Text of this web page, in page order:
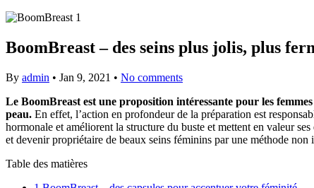
BoomBreast – des seins plus jolis, plus
By admin • Jan 9, 2021 • No comments
Le BoomBreast est une proposition intéressante pour les
peau. En effet, l’action en profondeur de la préparation est
hormonale et améliorent la structure du buste et mettent en valeur
et devenir propriétaire de beaux seins féminins par une méthode
Table des matières